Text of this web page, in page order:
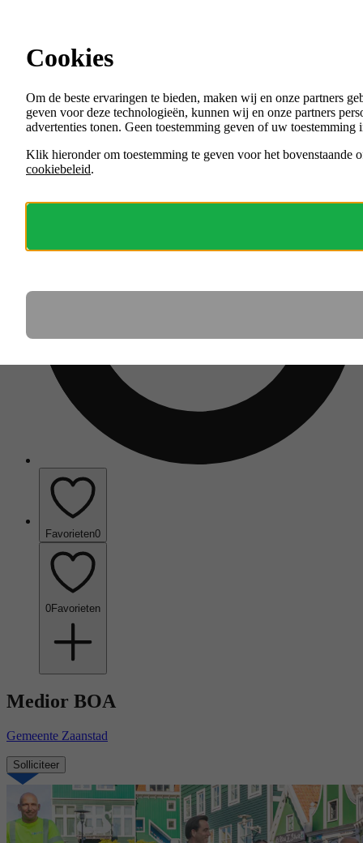
Menu
VACATURES
ORGANISATIES
Favorieten0
0Favorieten
Medior BOA
Gemeente Zaanstad
Solliciteer
Cookies
Om de beste ervaringen te bieden, maken wij en onze partners
geven voor deze technologieën, kunnen wij en onze partners
advertenties tonen. Geen toestemming geven of uw
Klik hieronder om toestemming te geven voor het bovenstaande
cookiebeleid.